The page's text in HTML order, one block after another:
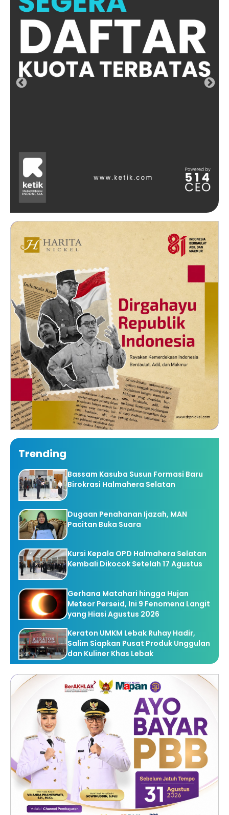
Trending
Bassam Kasuba Susun Formasi Baru
Birokrasi Halmahera Selatan
Dugaan Penahanan Ijazah, MAN
Pacitan Buka Suara
Kursi Kepala OPD Halmahera Selatan
Kembali Dikocok Setelah 17 Agustus
Gerhana Matahari hingga Hujan
Meteor Perseid, Ini 9 Fenomena Langit
yang Hiasi Agustus 2026
Keraton UMKM Lebak Ruhay Hadir,
Salim Siapkan Pusat Produk Unggulan
dan Kuliner Khas Lebak